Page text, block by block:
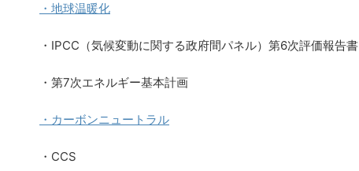
・地球温暖化
・IPCC（気候変動に関する政府間パネル）第6次評価報告書
・第7次エネルギー基本計画
・カーボンニュートラル
・CCS